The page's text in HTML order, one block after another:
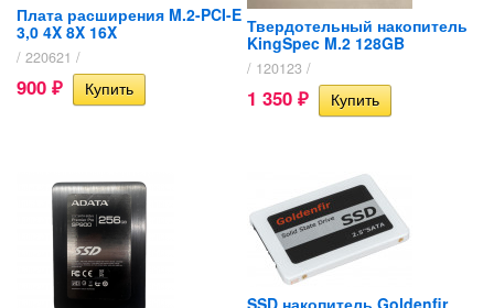
Плата расширения M.2-PCI-E
3,0 4X 8X 16X
/ 220621 /
900 ₽
Твердотельный накопитель
KingSpec M.2 128GB
/ 120123 /
1 350 ₽
SSD накопитель Goldenfir